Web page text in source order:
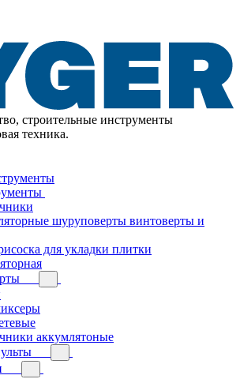
строительные инструменты
техника.
шуруповерты винтоверты и
для укладки плитки
аккумлятоные